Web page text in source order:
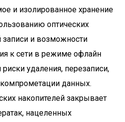
и изолированное хранение
оптических
записи и возможности
к сети в режиме офлайн
удаления, перезаписи,
данных.
накопителей закрывает
нацеленных